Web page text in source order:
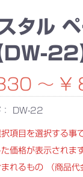
タル
DW-22
～ ¥
DW-22
項目を選択する事
価格が表示されます
れるもの （商品代